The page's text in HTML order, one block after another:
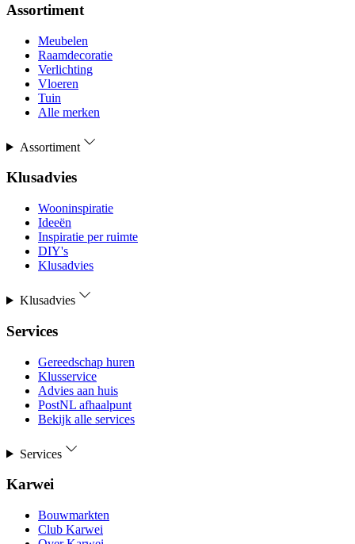
Assortiment
Meubelen
Raamdecoratie
Verlichting
Vloeren
Tuin
Alle merken
Assortiment
Klusadvies
Wooninspiratie
Ideeën
Inspiratie per ruimte
DIY's
Klusadvies
Klusadvies
Services
Gereedschap huren
Klusservice
Advies aan huis
PostNL afhaalpunt
Bekijk alle services
Services
Karwei
Bouwmarkten
Club Karwei